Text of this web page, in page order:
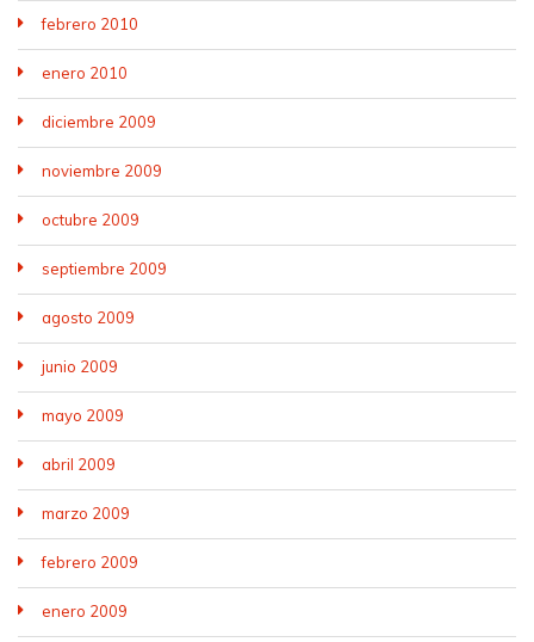
febrero 2010
enero 2010
diciembre 2009
noviembre 2009
octubre 2009
septiembre 2009
agosto 2009
junio 2009
mayo 2009
abril 2009
marzo 2009
febrero 2009
enero 2009